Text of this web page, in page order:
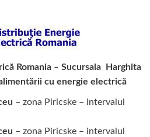
Romania – Sucursala Harghita
cu energie electrică
– zona Piricske – intervalul
– zona Piricske – intervalul